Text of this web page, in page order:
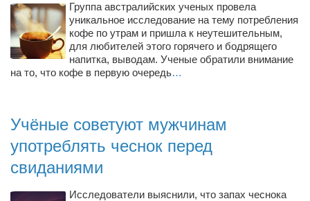
Багетный двор
МАГАЗИН СТИХОВ НА ЗАКАЗ
«Павел» — магазин мужской одежды
Туризм
Журналисты
Александр Гвоздик
Александр Кугук
Музыканты
Группа австралийских ученых провела
уникальное исследование на тему потребления
кофе по утрам и пришла к неутешительным,
для любителей этого горячего и бодрящего
напитка, выводам. Ученые обратили внимание
на то, что кофе в первую очередь…
Учёные советуют мужчинам
употреблять чеснок перед
свиданиями
Исследователи выяснили, что запах чеснока